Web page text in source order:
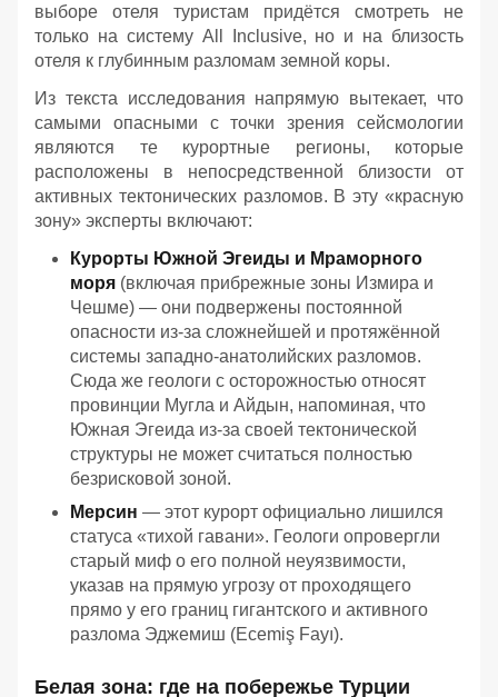
выборе отеля туристам придётся смотреть не
только на систему All Inclusive, но и на близость
отеля к глубинным разломам земной коры.
Из текста исследования напрямую вытекает, что
самыми опасными с точки зрения сейсмологии
являются те курортные регионы, которые
расположены в непосредственной близости от
активных тектонических разломов. В эту «красную
зону» эксперты включают:
Курорты Южной Эгеиды и Мраморного
моря (включая прибрежные зоны Измира и
Чешме) — они подвержены постоянной
опасности из-за сложнейшей и протяжённой
системы западно-анатолийских разломов.
Сюда же геологи с осторожностью относят
провинции Мугла и Айдын, напоминая, что
Южная Эгеида из-за своей тектонической
структуры не может считаться полностью
безрисковой зоной.
Мерсин — этот курорт официально лишился
статуса «тихой гавани». Геологи опровергли
старый миф о его полной неуязвимости,
указав на прямую угрозу от проходящего
прямо у его границ гигантского и активного
разлома Эджемиш (Ecemiş Fayı).
Белая зона: где на побережье Турции